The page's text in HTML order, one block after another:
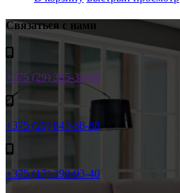
Связаться с нами
+375 (29) 385-35-88
+375 (29) 847-58-88
+375 (17) 399-93-40